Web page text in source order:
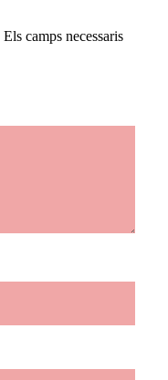
Els camps necessaris